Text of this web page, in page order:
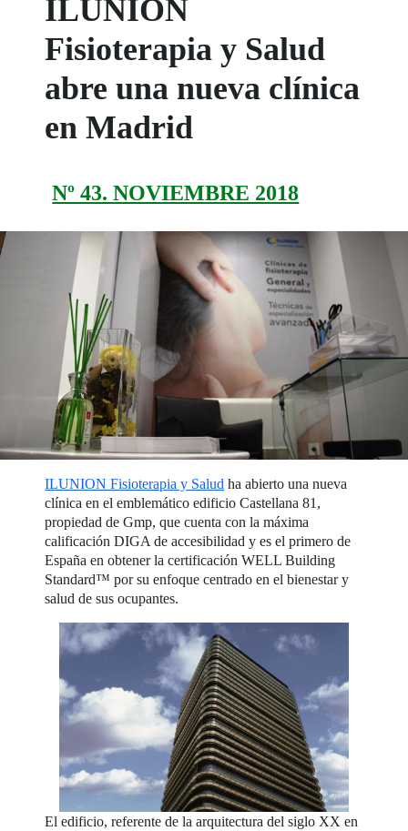
ILUNION
Fisioterapia y Salud
abre una nueva clínica
en Madrid
Nº 43. NOVIEMBRE 2018
ILUNION Fisioterapia y Salud ha abierto una nueva
clínica en el emblemático edificio Castellana 81,
propiedad de Gmp, que cuenta con la máxima
calificación DIGA de accesibilidad y es el primero de
España en obtener la certificación WELL Building
Standard™ por su enfoque centrado en el bienestar y
salud de sus ocupantes.
El edificio, referente de la arquitectura del siglo XX en